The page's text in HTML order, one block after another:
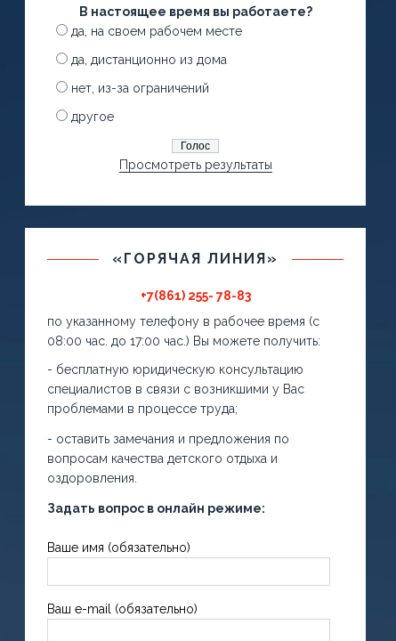
В настоящее время вы работаете?
да, на своем рабочем месте
да, дистанционно из дома
нет, из-за ограничений
другое
Просмотреть результаты
«ГОРЯЧАЯ ЛИНИЯ»
+7(861) 255- 78-83
по указанному телефону в рабочее время (с
08:00 час. до 17:00 час.) Вы можете получить:
- бесплатную юридическую консультацию
специалистов в связи с возникшими у Вас
проблемами в процессе труда;
- оставить замечания и предложения по
вопросам качества детского отдыха и
оздоровления.
Задать вопрос в онлайн режиме:
Ваше имя (обязательно)
Ваш e-mail (обязательно)